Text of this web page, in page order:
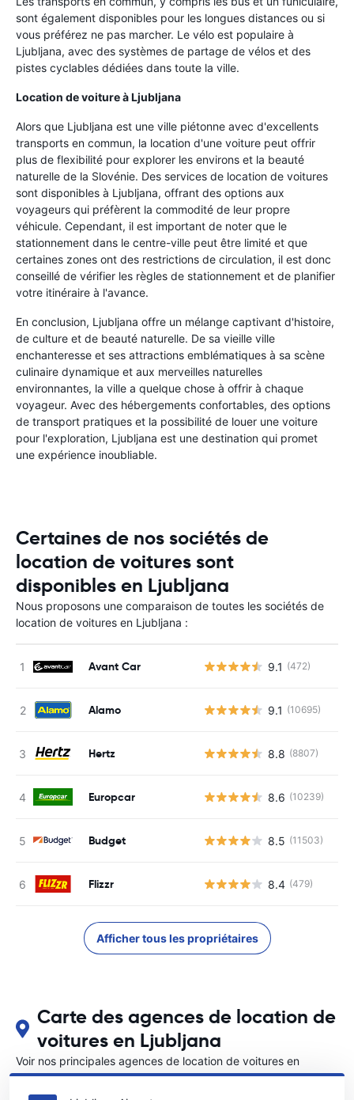
sont également disponibles pour les longues distances ou si
vous préférez ne pas marcher. Le vélo est populaire à
Ljubljana, avec des systèmes de partage de vélos et des
pistes cyclables dédiées dans toute la ville.
Location de voiture à Ljubljana
Alors que Ljubljana est une ville piétonne avec d'excellents
transports en commun, la location d'une voiture peut offrir
plus de flexibilité pour explorer les environs et la beauté
naturelle de la Slovénie. Des services de location de voitures
sont disponibles à Ljubljana, offrant des options aux
voyageurs qui préfèrent la commodité de leur propre
véhicule. Cependant, il est important de noter que le
stationnement dans le centre-ville peut être limité et que
certaines zones ont des restrictions de circulation, il est donc
conseillé de vérifier les règles de stationnement et de planifier
votre itinéraire à l'avance.
En conclusion, Ljubljana offre un mélange captivant d'histoire,
de culture et de beauté naturelle. De sa vieille ville
enchanteresse et ses attractions emblématiques à sa scène
culinaire dynamique et aux merveilles naturelles
environnantes, la ville a quelque chose à offrir à chaque
voyageur. Avec des hébergements confortables, des options
de transport pratiques et la possibilité de louer une voiture
pour l'exploration, Ljubljana est une destination qui promet
une expérience inoubliable.
Certaines de nos sociétés de
location de voitures sont
disponibles en Ljubljana
Nous proposons une comparaison de toutes les sociétés de
location de voitures en Ljubljana :
Avant Car 9.1 (472)
Alamo 9.1 (10695)
Hertz 8.8 (8807)
Europcar 8.6 (10239)
Budget 8.5 (11503)
Flizzr 8.4 (479)
Afficher tous les propriétaires
Carte des agences de location de
voitures en Ljubljana
Voir nos principales agences de location de voitures en
Ljubljana